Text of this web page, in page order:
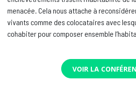
menacée. Cela nous attache à
vivants comme des colocataires avec
cohabiter pour composer ensemble
VOIR LA